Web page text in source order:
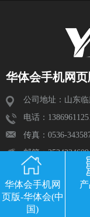
华体会手机网
公司地址：山东
电话：
传真：0536-
邮箱：
华体会手机网
页版-华体会(中
国)